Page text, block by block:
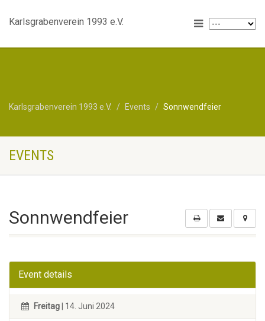
Karlsgrabenverein 1993 e.V.
Karlsgrabenverein 1993 e.V. Events Sonnwendfeier
EVENTS
Sonnwendfeier
Event details
Freitag | 14. Juni 2024